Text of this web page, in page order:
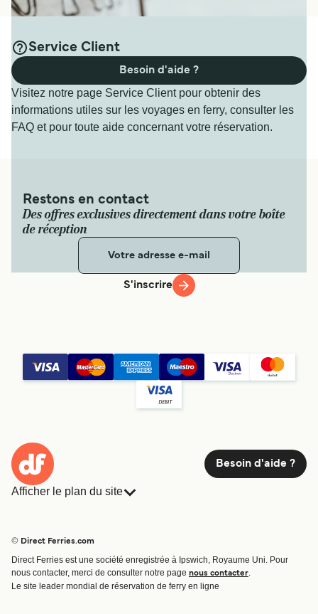
Service Client
Visitez notre page Service Client pour obtenir des
informations utiles sur les voyages en ferry, consulter les
FAQ et pour toute aide concernant votre réservation.
Besoin d'aide ?
Restons en contact
Des offres exclusives directement dans votre boîte
de réception
S'inscrire
Besoin d'aide ?
Afficher le plan du site
Traversées et ports
Billet de bateau
© Direct Ferries.com
Direct Ferries est une société enregistrée à Ipswich, Royaume Uni. Pour
nous contacter, merci de consulter notre page nous contacter
Le site leader mondial de réservation de ferry en ligne